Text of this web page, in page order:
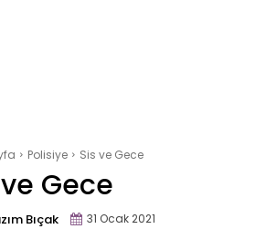
Polisiye Sis ve Gece
Gece
Bıçak 31 Ocak 2021